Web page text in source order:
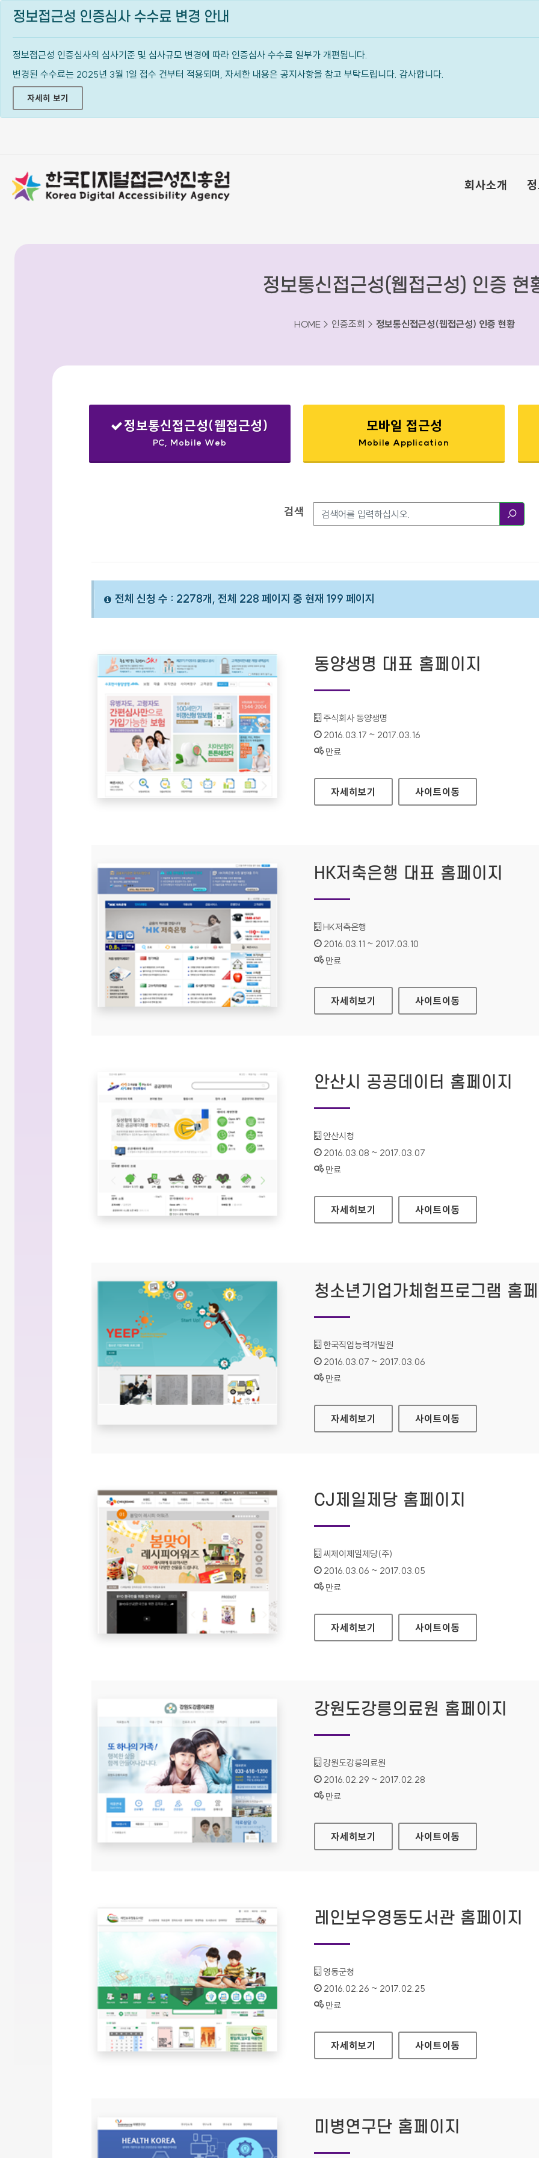
정보접근성 인증심사 수수료 변경 안내
정보접근성 인증심사의 심사기준 및 심사규모 변경에 따라 인증심사 수수료 일부가 개편됩니다.
변경된 수수료는 2025년 3월 1일 접수 건부터 적용되며, 자세한 내용은 공지사항을 참고 부탁드립니다. 감사합니다.
자세히 보기
회사소개
정보통신접근성(웹접근성) 인증 현
HOME > 인증조회 > 정보통신접근성(웹접근성) 인증 현황
정보통신접근성(웹접근성)
PC, Mobile Web
모바일 접근성
Mobile Application
검색
전체 신청 수 : 2278개, 전체 228 페이지 중 현재 199 페이지
동양생명 대표 홈페이지
기관명 :
주식회사 동양생명
인증기간 :
2016.03.17 ~ 2017.03.16
상태 :
만료
동양생명 대표 홈페이지
자세히보기 사이트이동
HK저축은행 대표 홈페이지
기관명 :
HK저축은행
인증기간 :
2016.03.11 ~ 2017.03.10
상태 :
만료
HK저축은행 대표 홈페이지
자세히보기 사이트이동
안산시 공공데이터 홈페이지
기관명 :
안산시청
인증기간 :
2016.03.08 ~ 2017.03.07
상태 :
만료
안산시 공공데이터 홈페이지
자세히보기 사이트이동
청소년기업가체험프로그램 홈
기관명 :
한국직업능력개발원
인증기간 :
2016.03.07 ~ 2017.03.06
상태 :
만료
청소년기업가체험프로그램 홈페이지
자세히보기 사이트이동
CJ제일제당 홈페이지
기관명 :
씨제이제일제당(주)
인증기간 :
2016.03.06 ~ 2017.03.05
상태 :
만료
CJ제일제당 홈페이지
자세히보기 사이트이동
강원도강릉의료원 홈페이지
기관명 :
강원도강릉의료원
인증기간 :
2016.02.29 ~ 2017.02.28
상태 :
만료
강원도강릉의료원 홈페이지
자세히보기 사이트이동
레인보우영동도서관 홈페이지
기관명 :
영동군청
인증기간 :
2016.02.26 ~ 2017.02.25
상태 :
만료
레인보우영동도서관 홈페이지
자세히보기 사이트이동
미병연구단 홈페이지